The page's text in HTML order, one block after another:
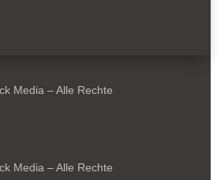
Media – Alle Rechte
Media – Alle Rechte